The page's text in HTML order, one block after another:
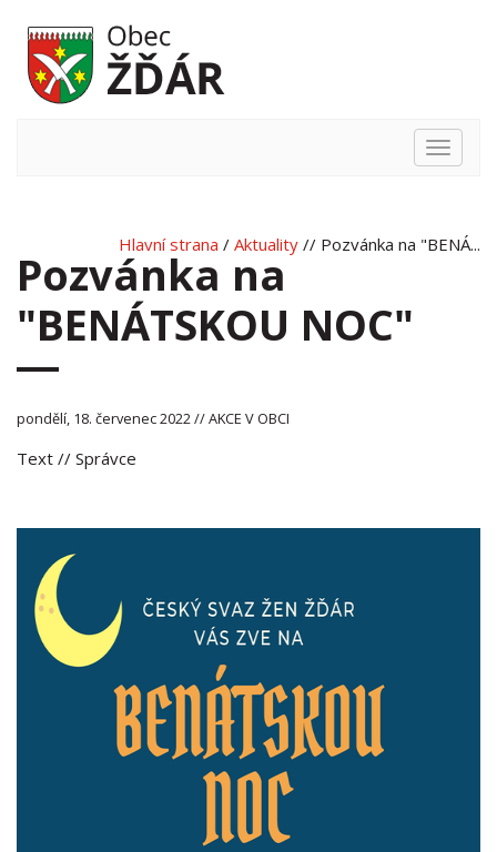
Hlavní
Hlavní strana / Aktuality // Pozvánka na "BENÁ...
Pozvánka na
"BENÁTSKOU NOC"
pondělí, 18. červenec 2022 // AKCE V OBCI
Text // Správce